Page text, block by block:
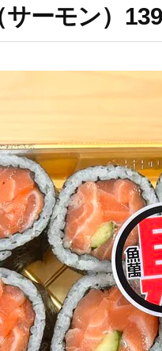
ーモン）